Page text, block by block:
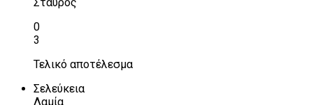
0
3
Τελικό αποτέλεσμα
Σελεύκεια
Λαμία